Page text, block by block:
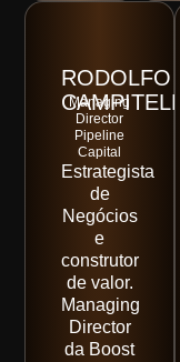
RODOLFO
CAMPITELLI
Managing
Director
Pipeline
Capital
Estrategista
de
Negócios
e
construtor
de valor.
Managing
Director
da Boost